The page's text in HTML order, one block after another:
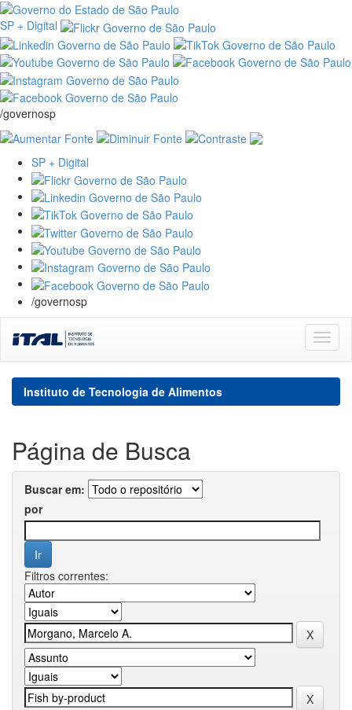
SP + Digital
/governosp
SP + Digital
/governosp
navigation
Instituto de Tecnologia de Alimentos
Página de Busca
Buscar em:
por
Filtros correntes: